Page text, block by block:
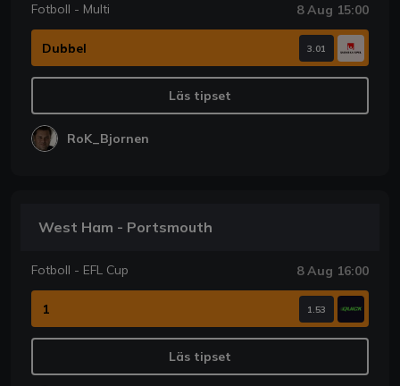
Fotboll - Multi 8 Aug 15:00
Dubbel 3.01
Läs tipset
RoK_Bjornen
West Ham - Portsmouth
Fotboll - EFL Cup 8 Aug 16:00
1 1.53
Läs tipset